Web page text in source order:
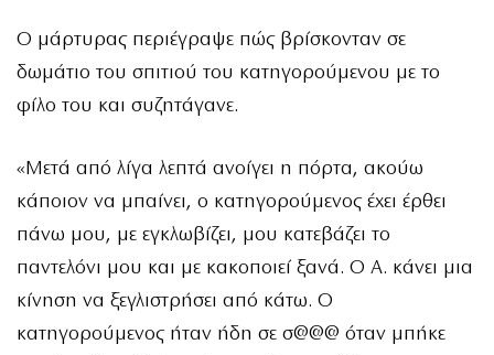
Ο μάρτυρας περιέγραψε πώς βρίσκονταν σε
δωμάτιο του σπιτιού του κατηγορούμενου με το
φίλο του και συζητάγανε.
«Μετά από λίγα λεπτά ανοίγει η πόρτα, ακούω
κάποιον να μπαίνει, ο κατηγορούμενος έχει έρθει
πάνω μου, με εγκλωβίζει, μου κατεβάζει το
παντελόνι μου και με κακοποιεί ξανά. Ο Α. κάνει μια
κίνηση να ξεγλιστρήσει από κάτω. Ο
κατηγορούμενος ήταν ήδη σε σ@@@ όταν μπήκε